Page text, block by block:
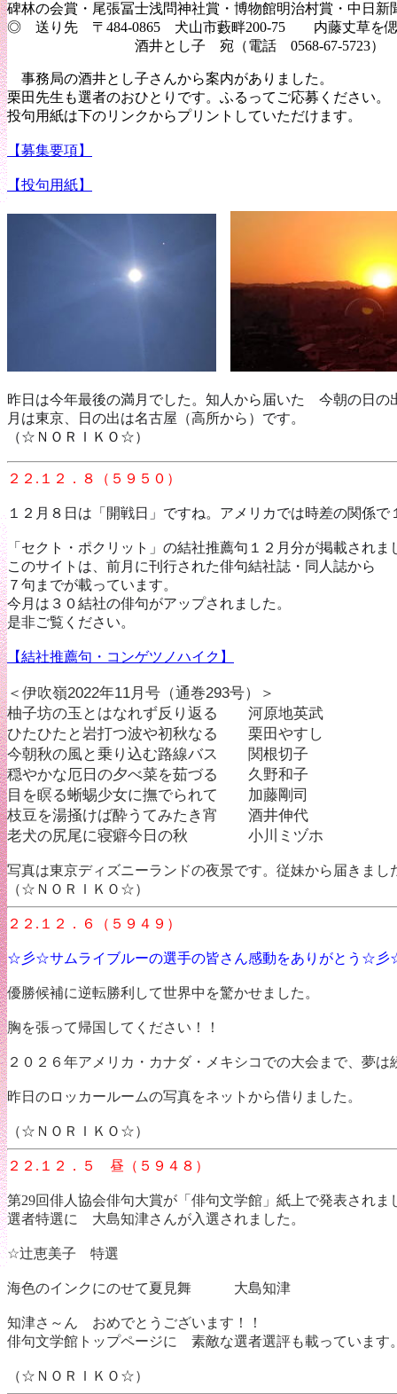
碑林の会賞・尾張冨士浅問神社賞・博物館明治村賞・中日新
◎ 送り先 〒 484-0865 犬山市藪畔200-75 内藤丈草を
酒井とし子 宛（電話 0568-67-5723）
事務局の酒井とし子さんから案内がありました。
栗田先生も選者のおひとりです。ふるってご応募ください。
投句用紙は下のリンクからプリントしていただけます。
【募集要項】
【投句用紙】
昨日は今年最後の満月でした。知人から届いた 今朝の日の
月は東京、日の出は名古屋（高所から）です。
（☆ＮＯＲＩＫＯ☆）
２２.１２．８（５９５０）
１２月８日は「開戦日」ですね。アメリカでは時差の関係で
「セクト・ポクリット」の結社推薦句１２月分が掲載されま
このサイトは、前月に刊行された俳句結社誌・同人誌から
７句までが載っています。
今月は３０結社の俳句がアップされました。
是非ご覧ください。
【結社推薦句・コンゲツノハイク】
＜伊吹嶺2022年11月号（通巻293号）＞
柚子坊の玉とはなれず反り返る 河原地英武
ひたひたと岩打つ波や初秋なる 栗田やすし
今朝秋の風と乗り込む路線バス 関根切子
穏やかな厄日の夕べ菜を茹づる 久野和子
目を瞑る蜥蜴少女に撫でられて 加藤剛司
枝豆を湯掻けば酔うてみたき宵 酒井伸代
老犬の尻尾に寝癖今日の秋 小川ミヅホ
写真は東京ディズニーランドの夜景です。従妹から届きまし
（☆ＮＯＲＩＫＯ☆）
２２.１２．６（５９４９）
☆彡☆サムライブルーの選手の皆さん感動をありがとう☆
優勝候補に逆転勝利して世界中を驚かせました。
胸を張って帰国してください！！
２０２６年アメリカ・カナダ・メキシコでの大会まで、夢は
昨日のロッカールームの写真をネットから借りました。
（☆ＮＯＲＩＫＯ☆）
２２.１２．５ 昼（５９４８）
第29回俳人協会俳句大賞が「俳句文学館」紙上で発表さ
選者特選に 大島知津さんが入選されました。
☆辻恵美子 特選
海色のインクにのせて夏見舞 大島知津
知津さ～ん おめでとうございます！！
俳句文学館トップページに 素敵な選者選評も載っています
（☆ＮＯＲＩＫＯ☆）